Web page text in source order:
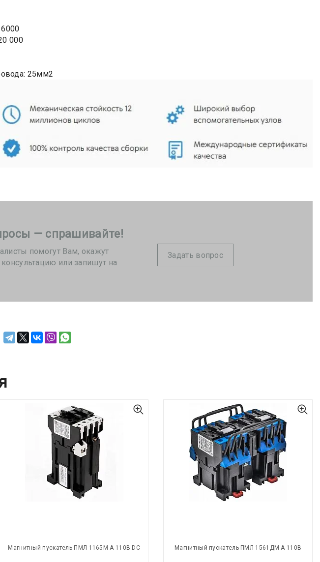
000
25мм2
— спрашивайте!
помогут Вам, окажут
или запишут на
Задать вопрос
Магнитный пускатель ПМЛ-1165М А 110В DC Магнитный пускатель ПМЛ-1561ДМ А 110В